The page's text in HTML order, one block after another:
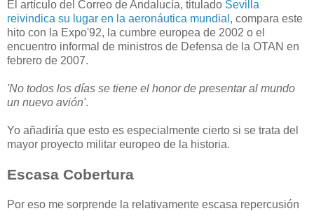
El artículo del Correo de Andalucía, titulado Sevilla
reivindica su lugar en la aeronáutica mundial , compara este
hito con la Expo'92, la cumbre europea de 2002 o el
encuentro informal de ministros de Defensa de la OTAN en
febrero de 2007.
'No todos los días se tiene el honor de presentar al mundo
un nuevo avión'.
Yo añadiría que esto es especialmente cierto si se trata del
mayor proyecto militar europeo de la historia.
Escasa Cobertura
Por eso me sorprende la relativamente escasa repercusión